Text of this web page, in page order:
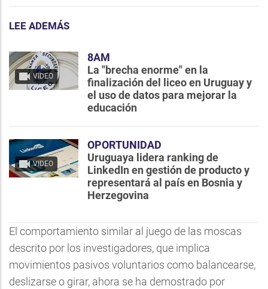
LEE ADEMÁS
VIDEO
8AM
La "brecha enorme" en la
finalización del liceo en Uruguay y
el uso de datos para mejorar la
educación
VIDEO
OPORTUNIDAD
Uruguaya lidera ranking de
LinkedIn en gestión de producto y
representará al país en Bosnia y
Herzegovina
El comportamiento similar al juego de las moscas
descrito por los investigadores, que implica
movimientos pasivos voluntarios como balancearse,
deslizarse o girar, ahora se ha demostrado por